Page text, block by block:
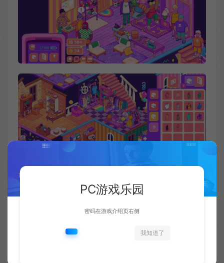
PC游戏乐园
密码在游戏介绍页右侧
我知道了